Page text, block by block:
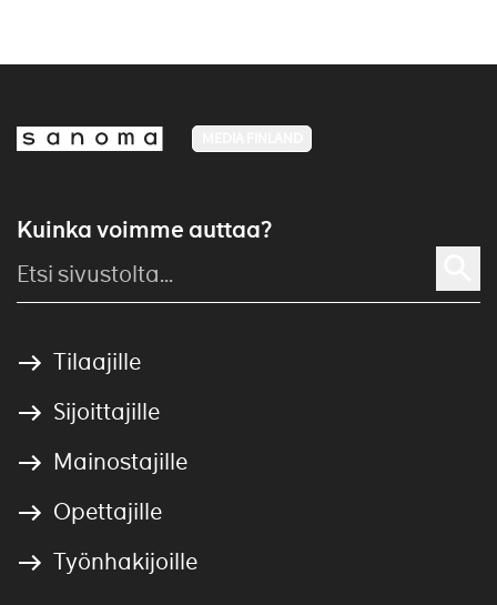
Kuinka voimme auttaa?
Tilaajille
Sijoittajille
Mainostajille
Opettajille
Työnhakijoille